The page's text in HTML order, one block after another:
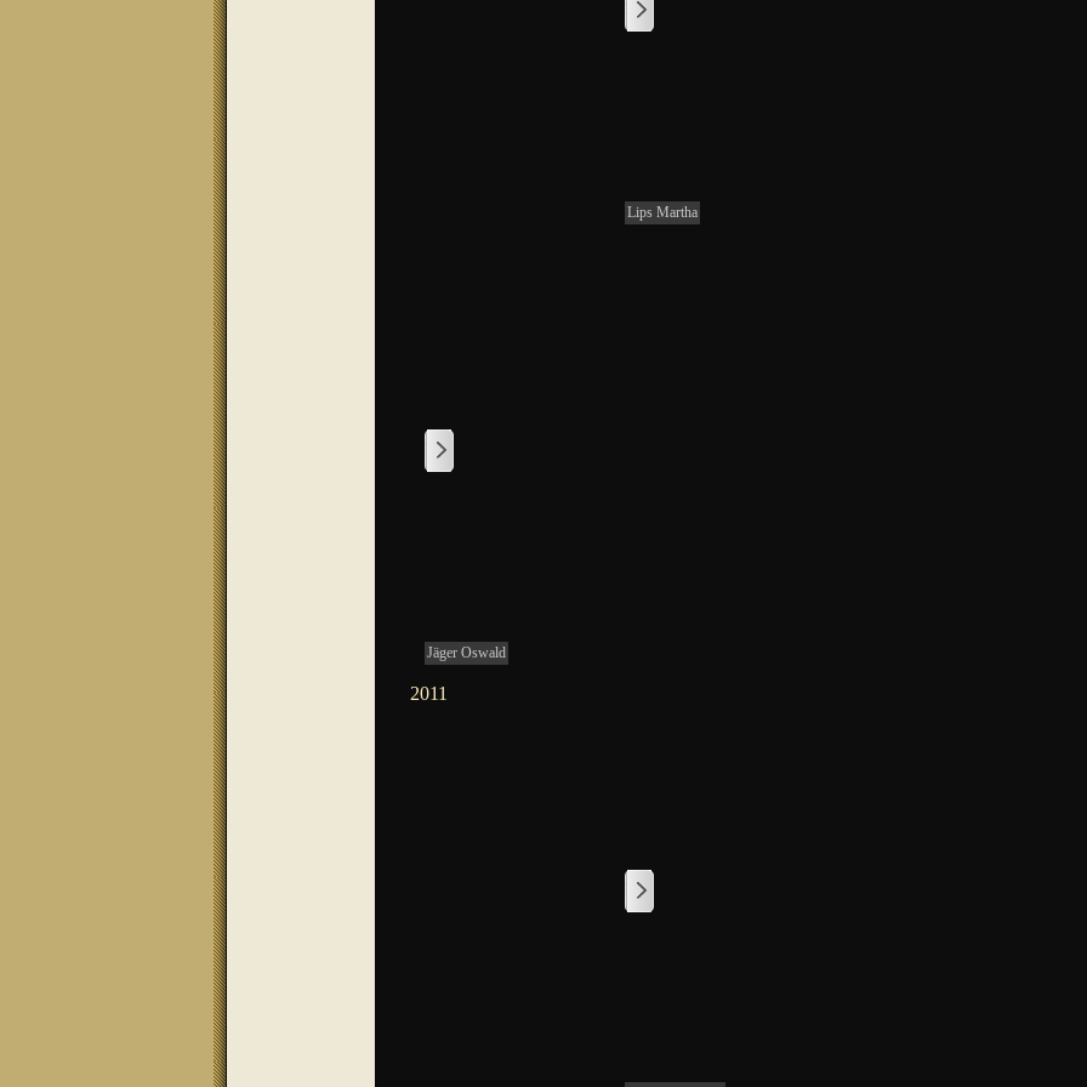
1/1
Lips Martha
1/1
Jäger Oswald
2011